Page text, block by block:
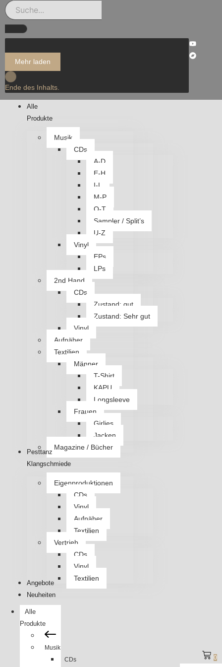
Mehr laden
Ende des Inhalts.
Alle
Produkte
Musik
CDs
A-D
E-H
I-L
M-P
Q-T
Sampler / Split’s
U-Z
Vinyl
EPs
LPs
2nd Hand
CDs
Zustand: gut
Zustand: Sehr gut
Vinyl
Aufnäher
Textilien
Männer
T-Shirt
KAPU
Longsleeve
Frauen
Girlies
Jacken
Magazine / Bücher
Pesttanz
Klangschmiede
Eigenproduktionen
CDs
Vinyl
Aufnäher
Textilien
Vertrieb
CDs
Vinyl
Textilien
Angebote
Neuheiten
Alle
Produkte
Musik
CDs
0